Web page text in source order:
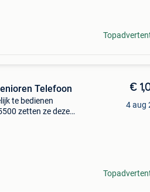
Telefoon
te bedienen
zetten ze deze
€
4 aug